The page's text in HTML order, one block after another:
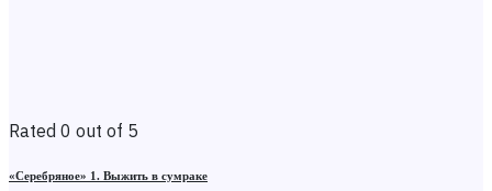
Rated 0 out of 5
«Серебряное» 1. Выжить в сумраке